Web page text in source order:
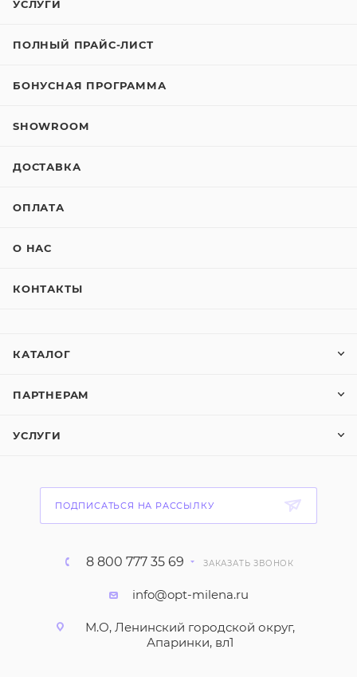
УСЛУГИ
ПОЛНЫЙ ПРАЙС-ЛИСТ
БОНУСНАЯ ПРОГРАММА
SHOWROOM
ДОСТАВКА
ОПЛАТА
О НАС
КОНТАКТЫ
КАТАЛОГ
ПАРТНЕРАМ
УСЛУГИ
ПОДПИСАТЬСЯ НА РАССЫЛКУ
8 800 777 35 69 ЗАКАЗАТЬ ЗВОНОК
info@opt-milena.ru
М.О, Ленинский городской округ,
Апаринки, вл1